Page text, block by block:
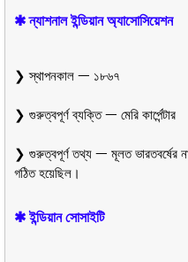
✱ ন্যাশনাল ইন্ডিয়ান অ্যাসোসিয়েশন
❯ স্থাপনকাল ᅳ ১৮৬৭
❯ গুরুত্বপূর্ণ ব্যক্তি ᅳ মেরি কার্পেন্টার
❯ গুরুত্বপূর্ণ তথ্য ᅳ মূলত ভারতবর্ষের
গঠিত হয়েছিল।
✱ ইন্ডিয়ান সোসাইটি